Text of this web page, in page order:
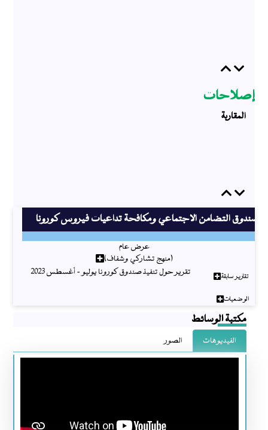
Previous
إصلاحات
المقاربة
Previous
صندوق التضامن الاجتماعي ومكافحة تداعيات فيروس كورونا
عرض عام
(منهج تشاركي وشفاف)
تقارير سابقة تقرير حول تنفيذ صندوق كورونا يوليو - أغسطس 2023
الوضعيات
مكتبة الوسائط
الفيديوهات الصور